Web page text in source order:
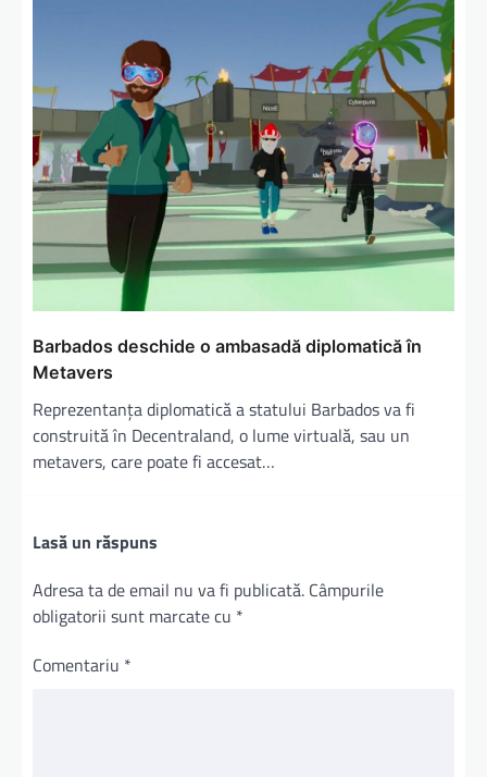
Barbados deschide o ambasadă diplomatică în
Metavers
Reprezentanța diplomatică a statului Barbados va fi
construită în Decentraland, o lume virtuală, sau un
metavers, care poate fi accesat…
Lasă un răspuns
Adresa ta de email nu va fi publicată. Câmpurile
obligatorii sunt marcate cu *
Comentariu *